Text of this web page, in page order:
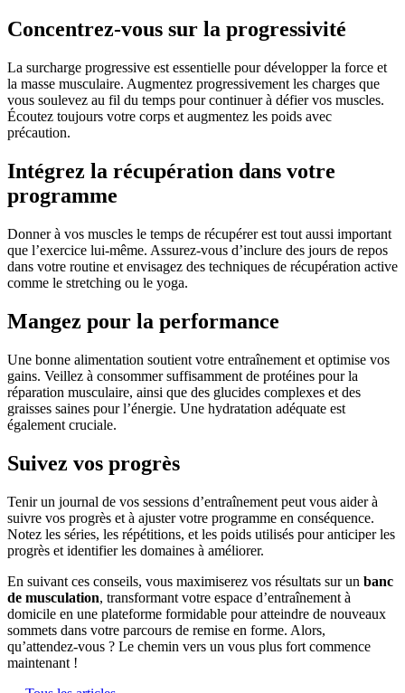
Concentrez-vous sur la progressivité
La surcharge progressive est essentielle pour développer la force et
la masse musculaire. Augmentez progressivement les charges que
vous soulevez au fil du temps pour continuer à défier vos muscles.
Écoutez toujours votre corps et augmentez les poids avec
précaution.
Intégrez la récupération dans votre
programme
Donner à vos muscles le temps de récupérer est tout aussi important
que l’exercice lui-même. Assurez-vous d’inclure des jours de repos
dans votre routine et envisagez des techniques de récupération active
comme le stretching ou le yoga.
Mangez pour la performance
Une bonne alimentation soutient votre entraînement et optimise vos
gains. Veillez à consommer suffisamment de protéines pour la
réparation musculaire, ainsi que des glucides complexes et des
graisses saines pour l’énergie. Une hydratation adéquate est
également cruciale.
Suivez vos progrès
Tenir un journal de vos sessions d’entraînement peut vous aider à
suivre vos progrès et à ajuster votre programme en conséquence.
Notez les séries, les répétitions, et les poids utilisés pour anticiper les
progrès et identifier les domaines à améliorer.
En suivant ces conseils, vous maximiserez vos résultats sur un banc
de musculation, transformant votre espace d’entraînement à
domicile en une plateforme formidable pour atteindre de nouveaux
sommets dans votre parcours de remise en forme. Alors,
qu’attendez-vous ? Le chemin vers un vous plus fort commence
maintenant !